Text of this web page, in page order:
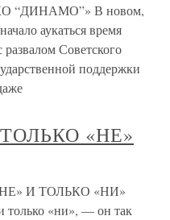
“ДИНАМО”» В новом,
аукаться время
развалом Советского
поддержки
«НЕ»
И ТОЛЬКО «НИ»
только «ни», — он так